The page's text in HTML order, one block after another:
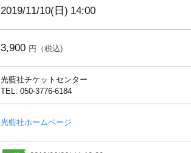
2019/11/10(日) 14:00
3,900 円（税込)
光藍社チケットセンター
TEL: 050-3776-6184
光藍社ホームページ